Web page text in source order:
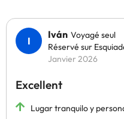
Iván Voyagé seul
Réservé sur
Janvier 2026
Excellent
Lugar tranquilo y